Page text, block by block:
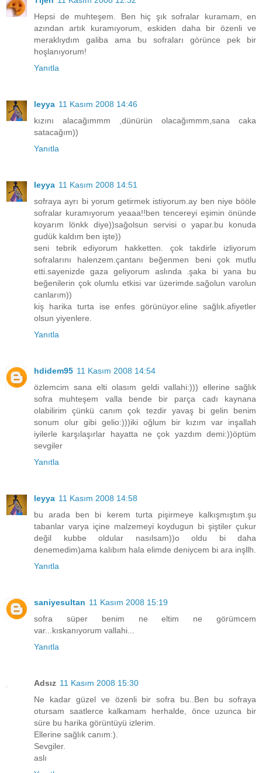
Hepsi de muhteşem. Ben hiç şık sofralar kuramam, en
azından artık kuramıyorum, eskiden daha bir özenli ve
meraklıydım galiba ama bu sofraları görünce pek bir
hoşlanıyorum!
Yanıtla
leyya 11 Kasım 2008 14:46
kızını alacağımmm ,dünürün olacağımmm,sana caka
satacağım))
Yanıtla
leyya 11 Kasım 2008 14:51
sofraya ayrı bi yorum getirmek istiyorum.ay ben niye bööle
sofralar kuramıyorum yeaaa!!ben tencereyi eşimin önünde
koyarım lönkk diye))sağolsun servisi o yapar.bu konuda
gudük kaldım ben işte))
seni tebrik ediyorum hakketten. çok takdirle izliyorum
sofralarını halenzem.çantanı beğenmen beni çok mutlu
etti.sayenizde gaza geliyorum aslında .şaka bi yana bu
beğenilerin çok olumlu etkisi var üzerimde.sağolun varolun
canlarım))
kiş harika turta ise enfes görünüyor.eline sağlık.afiyetler
olsun yiyenlere.
Yanıtla
hdidem95 11 Kasım 2008 14:54
özlemcim sana elti olasım geldi vallahi:))) ellerine sağlık
sofra muhteşem valla bende bir parça cadı kaynana
olabilirim çünkü canım çok tezdir yavaş bi gelin benim
sonum olur gibi gelio:)))iki oğlum bir kızım var inşallah
iyilerle karşılaşırlar hayatta ne çok yazdım demi:))öptüm
sevgiler
Yanıtla
leyya 11 Kasım 2008 14:58
bu arada ben bi kerem turta pişirmeye kalkışmıştım.şu
tabanlar varya içine malzemeyi koydugun bi şiştiler çukur
değil kubbe oldular nasılsam))o oldu bi daha
denemedim)ama kalıbım hala elimde deniycem bi ara inşllh.
Yanıtla
saniyesultan 11 Kasım 2008 15:19
sofra süper benim ne eltim ne görümcem
var...kıskanıyorum vallahi...
Yanıtla
Adsız 11 Kasım 2008 15:30
Ne kadar güzel ve özenli bir sofra bu..Ben bu sofraya
otursam saatlerce kalkamam herhalde, önce uzunca bir
süre bu harika görüntüyü izlerim.
Ellerine sağlık canım:).
Sevgiler.
aslı